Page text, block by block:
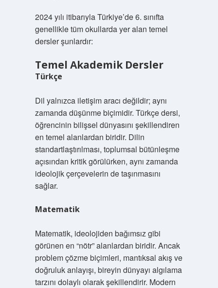
2024 yılı itibarıyla Türkiye’de 6. sınıfta
genellikle tüm okullarda yer alan temel
dersler şunlardır:
Temel Akademik Dersler
Türkçe
Dil yalnızca iletişim aracı değildir; aynı
zamanda düşünme biçimidir. Türkçe dersi,
öğrencinin bilişsel dünyasını şekillendiren
en temel alanlardan biridir. Dilin
standartlaştırılması, toplumsal bütünleşme
açısından kritik görülürken, aynı zamanda
ideolojik çerçevelerin de taşınmasını
sağlar.
Matematik
Matematik, ideolojiden bağımsız gibi
görünen en “nötr” alanlardan biridir. Ancak
problem çözme biçimleri, mantıksal akış ve
doğruluk anlayışı, bireyin dünyayı algılama
tarzını dolaylı olarak şekillendirir. Modern